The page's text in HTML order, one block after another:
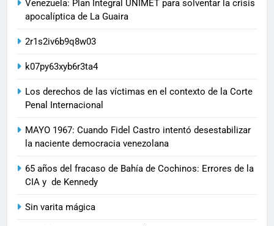
Venezuela: Plan Integral UNIMET para solventar la crisis
apocalíptica de La Guaira
2r1s2iv6b9q8w03
k07py63xyb6r3ta4
Los derechos de las víctimas en el contexto de la Corte
Penal Internacional
MAYO 1967: Cuando Fidel Castro intentó desestabilizar
la naciente democracia venezolana
65 años del fracaso de Bahía de Cochinos: Errores de la
CIA y de Kennedy
Sin varita mágica